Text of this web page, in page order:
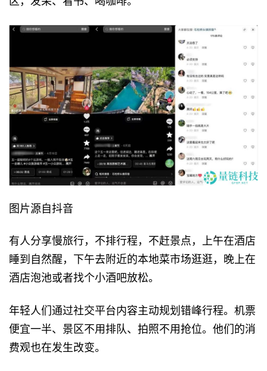
图片源自抖音
有人分享慢旅行，不排行程，不赶景点，上午在酒店
睡到自然醒，下午去附近的本地菜市场逛逛，晚上在
酒店泡池或者找个小酒吧放松。
年轻人们通过社交平台内容主动规划错峰行程。机票
便宜一半、景区不用排队、拍照不用抢位。他们的消
费观也在发生改变。